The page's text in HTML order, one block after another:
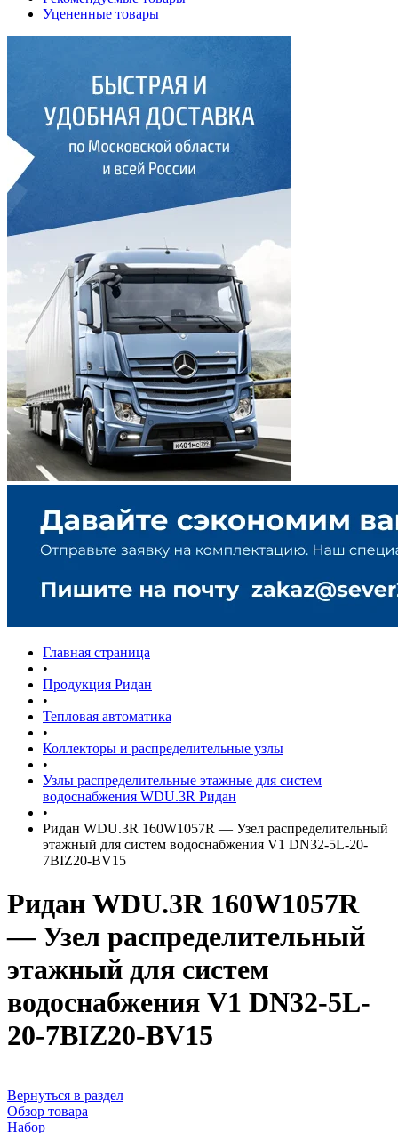
Уцененные товары
Главная страница
•
Продукция Ридан
•
Тепловая автоматика
•
Коллекторы и распределительные узлы
•
Узлы распределительные этажные для систем
водоснабжения WDU.3R Ридан
•
Ридан WDU.3R 160W1057R — Узел распределительный
этажный для систем водоснабжения V1 DN32-5L-20-
7BIZ20-BV15
Ридан WDU.3R 160W1057R
— Узел распределительный
этажный для систем
водоснабжения V1 DN32-5L-
20-7BIZ20-BV15
Вернуться в раздел
Обзор товара
Набор